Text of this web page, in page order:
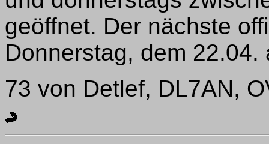
geöffnet. Der nächste
Donnerstag, dem 22.04.
73 von Detlef, DL7AN,